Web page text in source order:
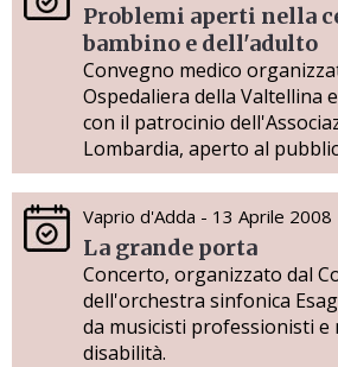
Problemi aperti nella
bambino e dell'adulto
Convegno medico
Ospedaliera della Valtellina
con il patrocinio
Lombardia, aperto al
Vaprio d'Adda - 13 Aprile 2008
La grande porta
Concerto, organizzato dal
dell'orchestra sinfonica
da musicisti professionisti e
disabilità.